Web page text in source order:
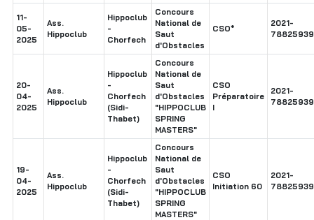
11-
05-
2025
Ass.
Hippoclub
Hippoclub
-
Chorfech
Concours
National de
Saut
d'Obstacles
CSO*
2021-
20-
04-
2025
Ass.
Hippoclub
Hippoclub
-
Chorfech
(Sidi-
Thabet)
Concours
National de
Saut
d'Obstacles
"HIPPOCLUB
SPRING
MASTERS"
CSO
Préparatoire
I
2021-
19-
04-
2025
Ass.
Hippoclub
Hippoclub
-
Chorfech
(Sidi-
Thabet)
Concours
National de
Saut
d'Obstacles
"HIPPOCLUB
SPRING
MASTERS"
CSO
Initiation 60
2021-